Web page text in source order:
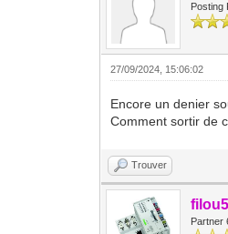
Posting
27/09/2024, 15:06:02
Encore un denier
Comment sortir de
Trouver
Partner